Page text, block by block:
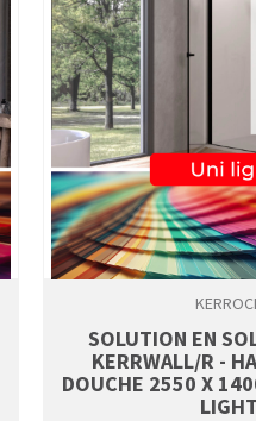
SOLUTION EN
KERRWALL/R -
DOUCHE 2550 X
LIGHT